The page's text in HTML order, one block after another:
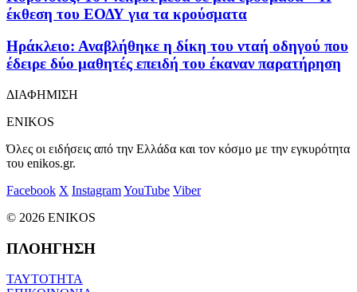
έκθεση του ΕΟΔΥ για τα κρούσματα
Ηράκλειο: Αναβλήθηκε η δίκη του νταή οδηγού που
έδειρε δύο μαθητές επειδή του έκαναν παρατήρηση
ΔΙΑΦΗΜΙΣΗ
ENIKOS
Όλες οι ειδήσεις από την Ελλάδα και τον κόσμο με την εγκυρότητα
του enikos.gr.
Facebook X InstagramYouTube Viber
© 2026 ENIKOS
ΠΛΟΗΓΗΣΗ
ΤΑΥΤΟΤΗΤΑ